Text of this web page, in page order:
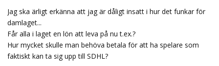
Jag ska ärligt erkänna att jag är dåligt insatt i hur det funkar för
damlaget...
Får alla i laget en lön att leva på nu t.ex.?
Hur mycket skulle man behöva betala för att ha spelare som
faktiskt kan ta sig upp till SDHL?